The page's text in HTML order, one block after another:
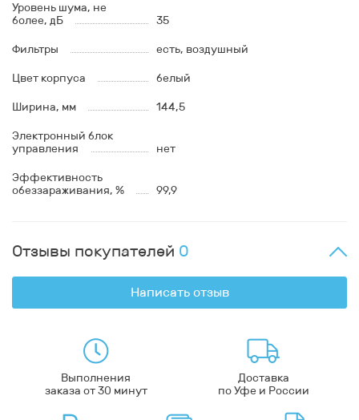
Уровень шума, не
более, дБ
35
Фильтры есть, воздушный
Цвет корпуса белый
Ширина, мм 144,5
Электронный блок
управления
нет
Эффективность
обеззараживания, %
99,9
Отзывы покупателей 0
Написать отзыв
Выполнения
заказа от 30 минут
Доставка
по Уфе и России